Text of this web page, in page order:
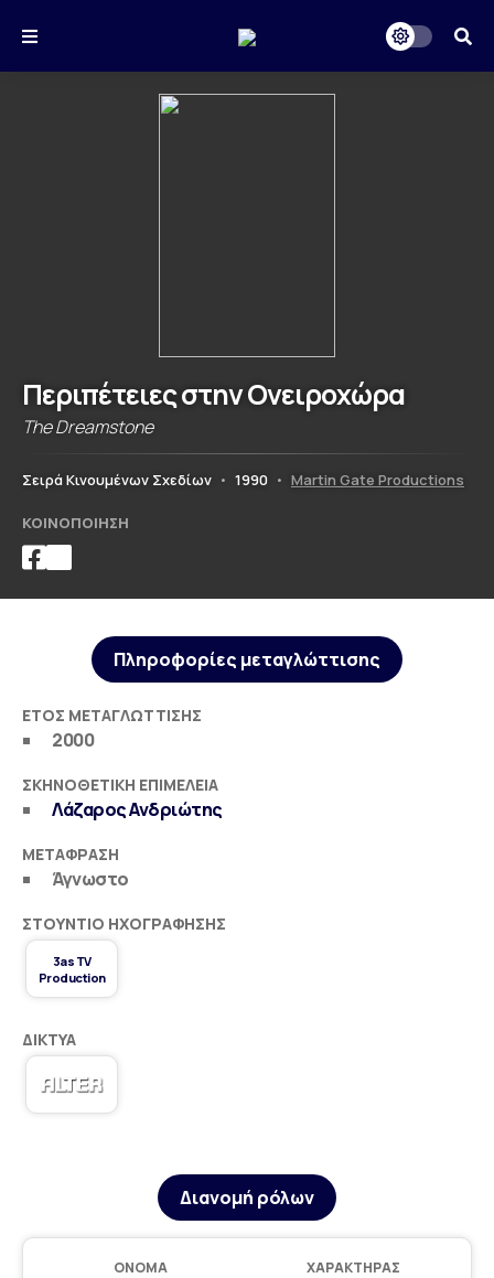
Περιπέτειες στην Ονειροχώρα
The Dreamstone
Σειρά Κινουμένων Σχεδίων • 1990 • Martin Gate Productions
ΚΟΙΝΟΠΟΊΗΣΗ
Πληροφορίες μεταγλώττισης
ΈΤΟΣ ΜΕΤΑΓΛΏΤΤΙΣΗΣ
2000
ΣΚΗΝΟΘΕΤΙΚΉ ΕΠΙΜΈΛΕΙΑ
Λάζαρος Ανδριώτης
ΜΕΤΆΦΡΑΣΗ
Άγνωστο
ΣΤΟΎΝΤΙΟ ΗΧΟΓΡΆΦΗΣΗΣ
3as TV
Production
ΔΊΚΤΥΑ
Διανομή ρόλων
ΌΝΟΜΑ ΧΑΡΑΚΤΉΡΑΣ